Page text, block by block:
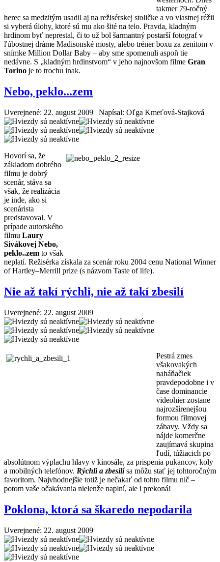
takmer 79-ročný
herec sa medzitým usadil aj na režisérskej stoličke a vo vlastnej réžii
si vyberá úlohy, ktoré sú mu ako šité na telo. Pravda, kladným
hrdinom byť neprestal, či to už bol šarmantný postarší fotograf v
ľúbostnej dráme Madisonské mosty, alebo tréner boxu za zenitom v
snímke Million Dollar Baby – aby sme spomenuli aspoň tie
nedávne. S „kladným hrdinstvom“ v jeho najnovšom filme Gran
Torino je to trochu inak.
Nebo, peklo...zem
Uverejnené: 22. august 2009 | Napísal: Oľga Kmeťová-Stajková
Hovorí sa, že
základom dobrého
filmu je dobrý
scenár, stáva sa
však, že realizácia
je inde, ako si
scenárista
predstavoval. V
prípade autorského
filmu Laury
Sivákovej Nebo,
peklo..zem to však
neplatí. Režisérka získala za scenár roku 2004 cenu National Winner
of Hartley–Merrill prize (s názvom Taste of life).
Nie až takí rýchli, nie až takí zbesilí
Uverejnené: 22. august 2009
Pestrá zmes
všakovakých
naháňačiek
pravdepodobne i v
čase dominancie
videohier zostane
najrozšírenejšou
formou filmovej
zábavy. Vždy sa
nájde komerčne
zaujímavá skupina
ľudí, túžiacich po
absolútnom výplachu hlavy v kinosále, za prispenia pukancov, koly
a mobilných telefónov. Rýchli a zbesilí sa môžu stať jej tohtoročným
favoritom. Najvhodnejšie totiž je nečakať od tohto filmu nič –
potom vaše očakávania nielenže naplní, ale i prekoná!
Poklona, ktorá sa škaredo nepodarila
Uverejnené: 22. august 2009